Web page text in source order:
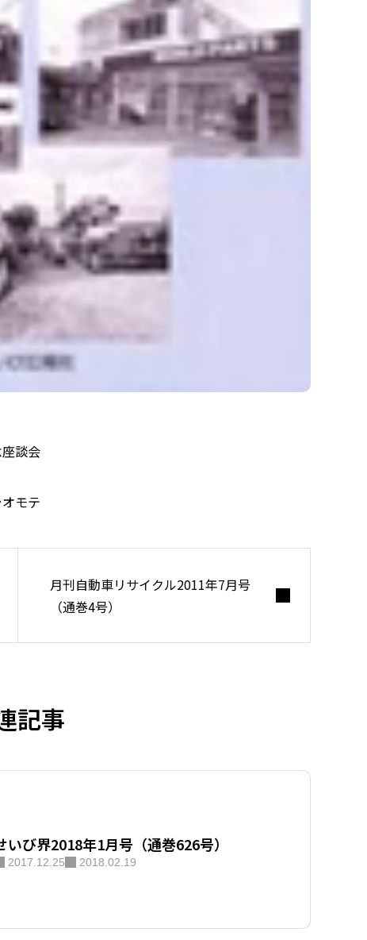
書籍紹介
お問い合わせ
談会
モテ
月刊自動車リサイクル2011年7月号
（通巻4号）
記事
いび界2018年1月号（通巻626号）
2017.12.25 2018.02.19